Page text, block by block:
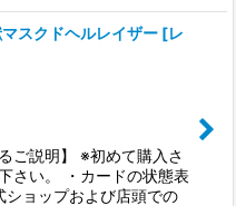
スクドヘルレイザー [レ
ご説明】 ※初めて購入さ
さい。 ・カードの状態表
ョップおよび店頭での